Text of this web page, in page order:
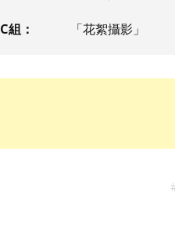
C組： 「花絮攝影」